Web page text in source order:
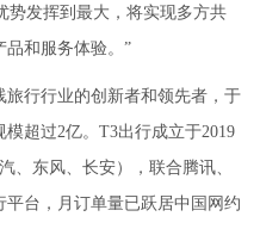
势发挥到最大，将实现多方共
品和服务体验。”
行行业的创新者和领先者，于
超过2亿。T3出行成立于2019
、东风、长安），联合腾讯、
台，月订单量已跃居中国网约